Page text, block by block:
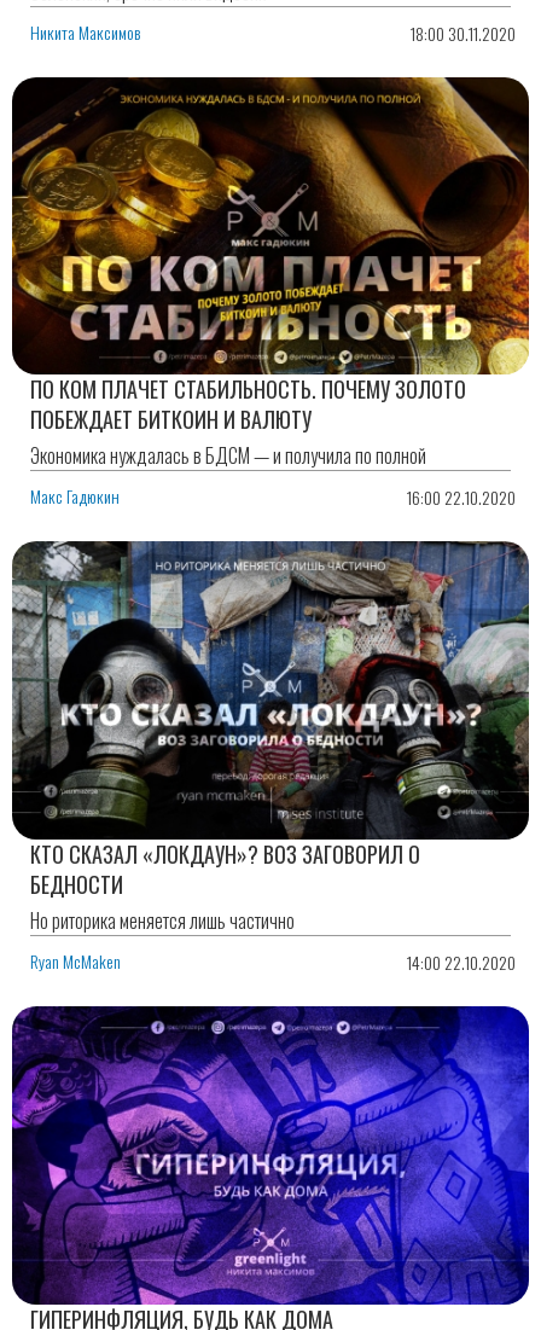
Никита Максимов 18:00 30.11.2020
ПО КОМ ПЛАЧЕТ СТАБИЛЬНОСТЬ. ПОЧЕМУ ЗОЛОТО
ПОБЕЖДАЕТ БИТКОИН И ВАЛЮТУ
Экономика нуждалась в БДСМ — и получила по полной
Макс Гадюкин 16:00 22.10.2020
КТО СКАЗАЛ «ЛОКДАУН»? ВОЗ ЗАГОВОРИЛ О
БЕДНОСТИ
Но риторика меняется лишь частично
Ryan McMaken 14:00 22.10.2020
ГИПЕРИНФЛЯЦИЯ, БУДЬ КАК ДОМА